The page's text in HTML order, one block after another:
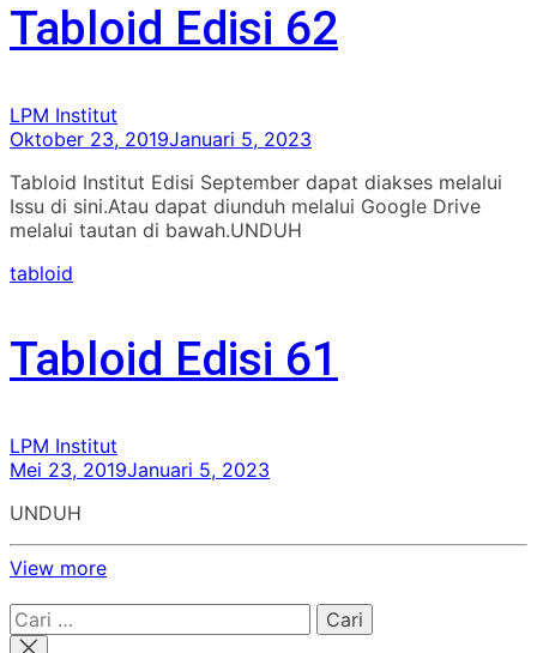
Tabloid Edisi 62
LPM Institut
Oktober 23, 2019Januari 5, 2023
Tabloid Institut Edisi September dapat diakses melalui
Issu di sini.Atau dapat diunduh melalui Google Drive
melalui tautan di bawah.UNDUH
tabloid
Tabloid Edisi 61
LPM Institut
Mei 23, 2019Januari 5, 2023
UNDUH
View more
Cari
untuk: